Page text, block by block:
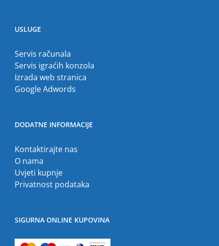
USLUGE
Servis računala
Servis igraćih konzola
Izrada web stranica
Google Adwords
DODATNE INFORMACIJE
Kontaktirajte nas
O nama
Uvjeti kupnje
Privatnost podataka
SIGURNA ONLINE KUPOVINA